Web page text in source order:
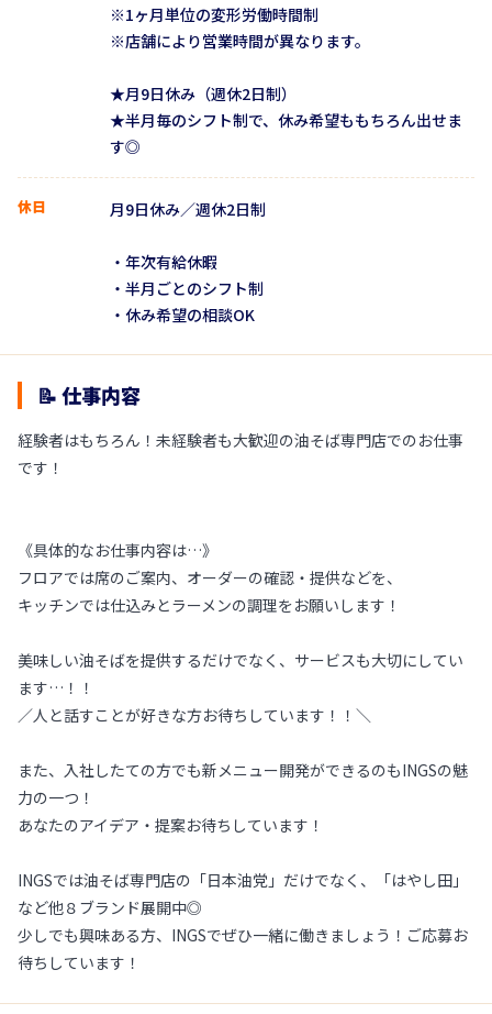
※1ヶ月単位の変形労働時間制
※店舗により営業時間が異なります。
★月9日休み（週休2日制）
★半月毎のシフト制で、休み希望ももちろん出せま
す◎
休日 月9日休み／週休2日制
・年次有給休暇
・半月ごとのシフト制
・休み希望の相談OK
📝 仕事内容
経験者はもちろん！未経験者も大歓迎の油そば専門店でのお仕事
です！
《具体的なお仕事内容は…》
フロアでは席のご案内、オーダーの確認・提供などを、
キッチンでは仕込みとラーメンの調理をお願いします！
美味しい油そばを提供するだけでなく、サービスも大切にしてい
ます…！！
／人と話すことが好きな方お待ちしています！！＼
また、入社したての方でも新メニュー開発ができるのもINGSの魅
力の一つ！
あなたのアイデア・提案お待ちしています！
INGSでは油そば専門店の「日本油党」だけでなく、「はやし田」
など他８ブランド展開中◎
少しでも興味ある方、INGSでぜひ一緒に働きましょう！ご応募お
待ちしています！